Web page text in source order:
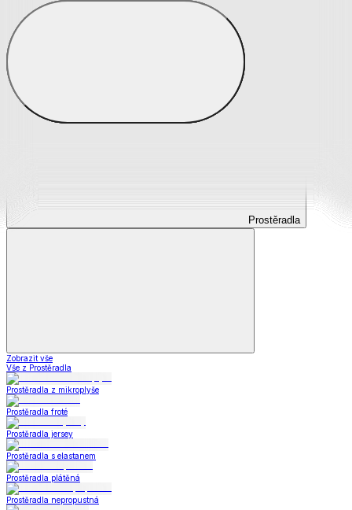
Prostěradla
Prostěradla
Zobrazit vše
Vše z Prostěradla
Prostěradla z mikroplyše
Prostěradla froté
Prostěradla jersey
Prostěradla s elastanem
Prostěradla plátěná
Prostěradla nepropustná